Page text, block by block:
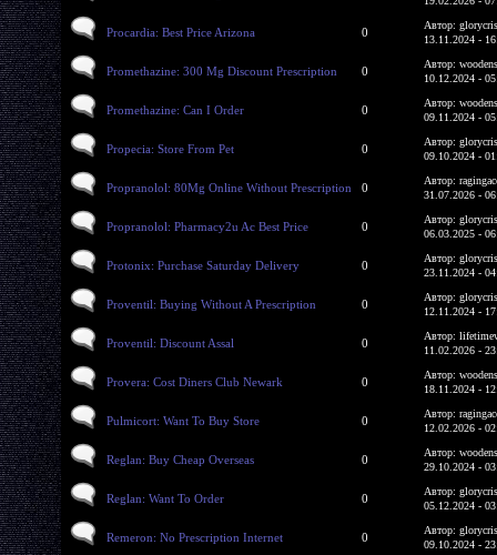
Procardia: Best Price Arizona 0
Автор:
13.11.2024 -
Promethazine: 300 Mg Discount Prescription 0
Автор:
10.12.2024 -
Promethazine: Can I Order 0
Автор:
09.11.2024 -
Propecia: Store From Pet 0
Автор:
09.10.2024 -
Propranolol: 80Mg Online Without Prescription 0
Автор:
31.07.2026 -
Propranolol: Pharmacy2u Ac Best Price 0
Автор:
06.03.2025 -
Protonix: Purchase Saturday Delivery 0
Автор:
23.11.2024 -
Proventil: Buying Without A Prescription 0
Автор:
12.11.2024 -
Proventil: Discount Assal 0
Автор:
11.02.2026 -
Provera: Cost Diners Club Newark 0
Автор:
18.11.2024 -
Pulmicort: Want To Buy Store 0
Автор:
12.02.2026 -
Reglan: Buy Cheap Overseas 0
Автор:
29.10.2024 -
Reglan: Want To Order 0
Автор:
05.12.2024 -
Remeron: No Prescription Internet 0
Автор:
09.10.2024 -